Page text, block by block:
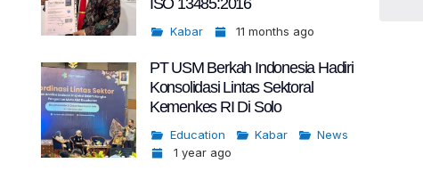
ISO 13485:2016
Kabar 11 months ago
PT USM Berkah Indonesia Hadiri
Konsolidasi Lintas Sektoral
Kemenkes RI Di Solo
Education Kabar
News
1 year ago